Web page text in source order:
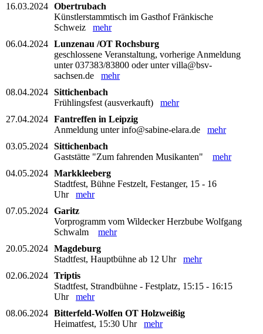
16.03.2024 Obertrubach
Künstlerstammtisch im Gasthof Fränkische
Schweiz mehr
06.04.2024 Lunzenau /OT Rochsburg
geschlossene Veranstaltung, vorherige Anmeldung
unter 037383/83800 oder unter villa@bsv-
sachsen.de mehr
08.04.2024 Sittichenbach
Frühlingsfest (ausverkauft) mehr
27.04.2024 Fantreffen in Leipzig
Anmeldung unter info@sabine-elara.de mehr
03.05.2024 Sittichenbach
Gaststätte "Zum fahrenden Musikanten" mehr
04.05.2024 Markkleeberg
Stadtfest, Bühne Festzelt, Festanger, 15 - 16
Uhr mehr
07.05.2024 Garitz
Vorprogramm vom Wildecker Herzbube Wolfgang
Schwalm mehr
20.05.2024 Magdeburg
Stadtfest, Hauptbühne ab 12 Uhr mehr
02.06.2024 Triptis
Stadtfest, Strandbühne - Festplatz, 15:15 - 16:15
Uhr mehr
08.06.2024 Bitterfeld-Wolfen OT Holzweißig
Heimatfest, 15:30 Uhr mehr